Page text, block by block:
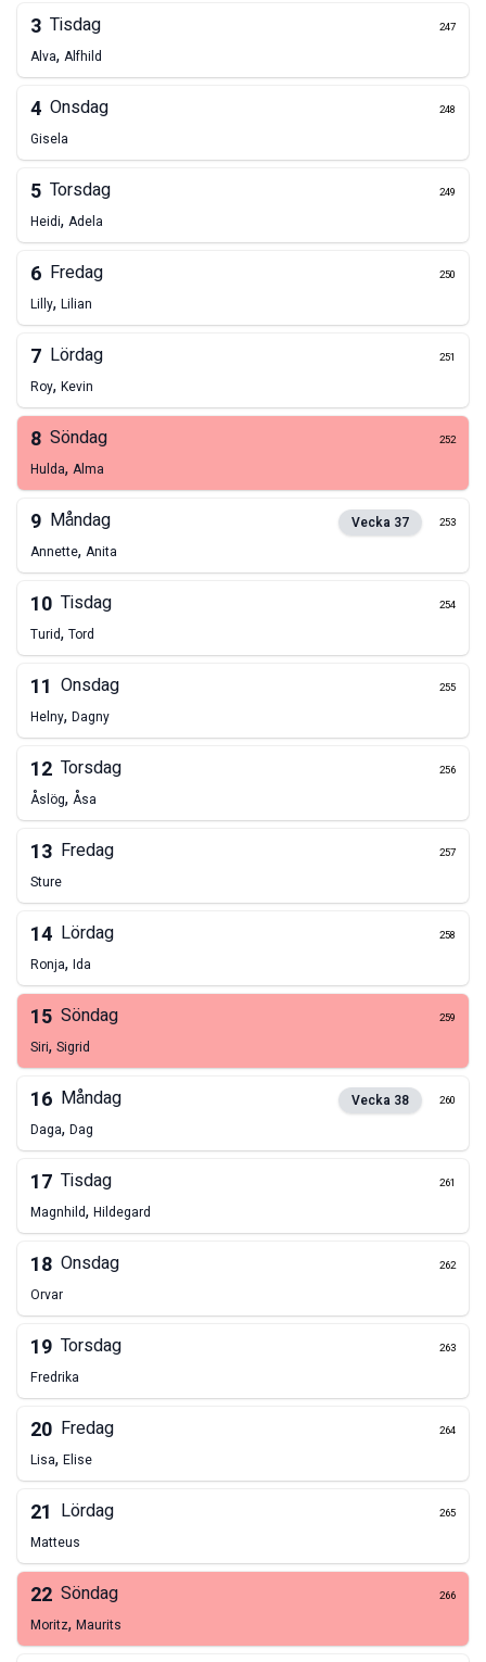
3 Tisdag 247
Alva, Alfhild
4 Onsdag 248
Gisela
5 Torsdag 249
Heidi, Adela
6 Fredag 250
Lilly, Lilian
7 Lördag 251
Roy, Kevin
8 Söndag 252
Hulda, Alma
9 Måndag Vecka 37 253
Annette, Anita
10 Tisdag 254
Turid, Tord
11 Onsdag 255
Helny, Dagny
12 Torsdag 256
Åslög, Åsa
13 Fredag 257
Sture
14 Lördag 258
Ronja, Ida
15 Söndag 259
Siri, Sigrid
16 Måndag Vecka 38 260
Daga, Dag
17 Tisdag 261
Magnhild, Hildegard
18 Onsdag 262
Orvar
19 Torsdag 263
Fredrika
20 Fredag 264
Lisa, Elise
21 Lördag 265
Matteus
22 Söndag 266
Moritz, Maurits